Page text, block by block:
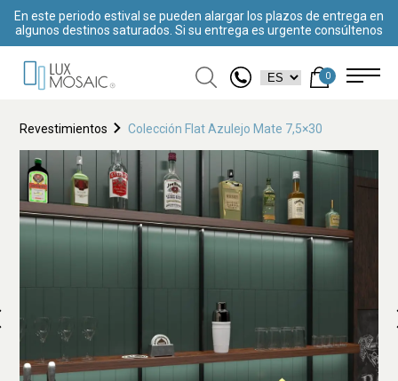
En este periodo estival se pueden alargar los plazos de entrega en
algunos destinos saturados. Si su entrega es urgente consúltenos
0
Revestimientos Colección Flat Azulejo Mate 7,5×30